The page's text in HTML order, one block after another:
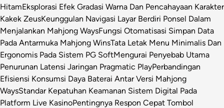
HitamEksplorasi Efek Gradasi Warna Dan Pencahayaan Karakter
Kakek ZeusKeunggulan Navigasi Layar Berdiri Ponsel Dalam
Menjalankan Mahjong WaysFungsi Otomatisasi Simpan Data
Pada Antarmuka Mahjong WinsTata Letak Menu Minimalis Dan
Ergonomis Pada Sistem PG SoftMengurai Penyebab Utama
Penurunan Latensi Jaringan Pragmatic PlayPerbandingan
Efisiensi Konsumsi Daya Baterai Antar Versi Mahjong
WaysStandar Kepatuhan Keamanan Sistem Digital Pada
Platform Live KasinoPentingnya Respon Cepat Tombol